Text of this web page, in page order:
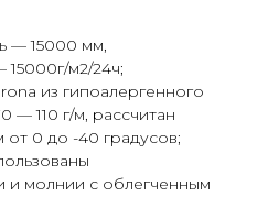
— 15000 мм,
м2/24ч;
из гипоалергенного
— 110 г/м, рассчитан
0 до -40 градусов;
и молнии с облегченным